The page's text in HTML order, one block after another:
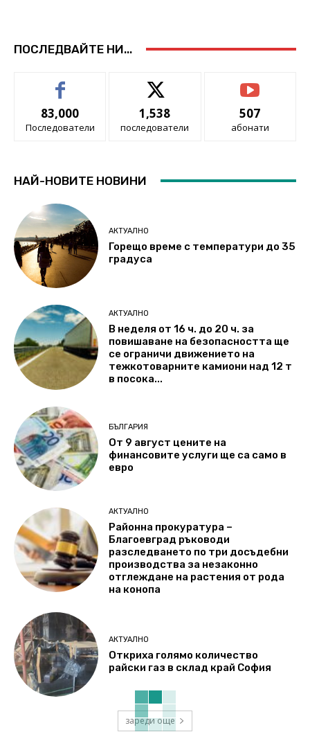
ПОСЛЕДВАЙТЕ НИ...
83,000
Последователи
1,538
последователи
507
абонати
НАЙ-НОВИТЕ НОВИНИ
АКТУАЛНО
Горещо време с температури до 35
градуса
АКТУАЛНО
В неделя от 16 ч. до 20 ч. за
повишаване на безопасността ще
се ограничи движението на
тежкотоварните камиони над 12 т
в посока...
БЪЛГАРИЯ
От 9 август цените на
финансовите услуги ще са само в
евро
АКТУАЛНО
Районна прокуратура –
Благоевград ръководи
разследването по три досъдебни
производства за незаконно
отглеждане на растения от рода
на конопа
АКТУАЛНО
Откриха голямо количество
райски газ в склад край София
зареди още